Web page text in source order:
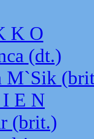
K O
(dt.)
M`Sik
E N
(brit.)